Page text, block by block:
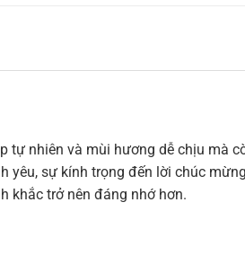
nhiên và mùi hương dễ chịu mà
sự kính trọng đến lời chúc
khắc trở nên đáng nhớ hơn.